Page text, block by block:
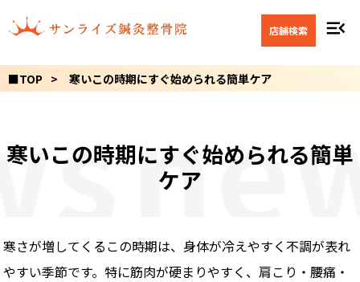
店舗検索 menu_open
■TOP 寒いこの時期にすぐ始められる簡単ケア
寒いこの時期にすぐ始められる簡単
ケア
寒さが増してくるこの時期は、身体が冷えやすく不調が表れ
やすい季節です。特に筋肉が硬まりやすく、肩こり・腰痛・